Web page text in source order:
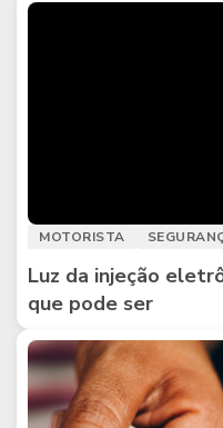
MOTORISTA
Luz da injeção
que pode ser